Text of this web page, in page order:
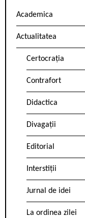
Academica
Actualitatea
Certocrația
Contrafort
Didactica
Divagații
Editorial
Interstiții
Jurnal de idei
La ordinea zilei